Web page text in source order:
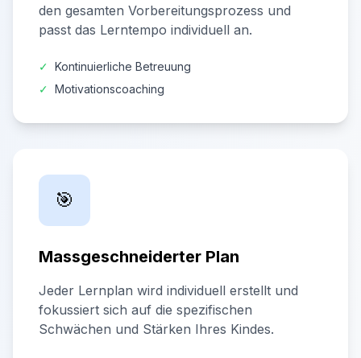
den gesamten Vorbereitungsprozess und
passt das Lerntempo individuell an.
✓ Kontinuierliche Betreuung
✓ Motivationscoaching
🎯
Massgeschneiderter Plan
Jeder Lernplan wird individuell erstellt und
fokussiert sich auf die spezifischen
Schwächen und Stärken Ihres Kindes.